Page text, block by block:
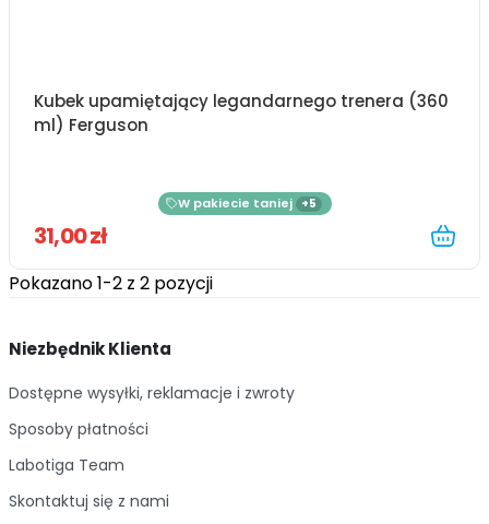
Kubek upamiętający legandarnego trenera (360
ml) Ferguson
W pakiecie taniej +5
31,00 zł
Pokazano 1-2 z 2 pozycji
Niezbędnik Klienta
Dostępne wysyłki, reklamacje i zwroty
Sposoby płatności
Labotiga Team
Skontaktuj się z nami